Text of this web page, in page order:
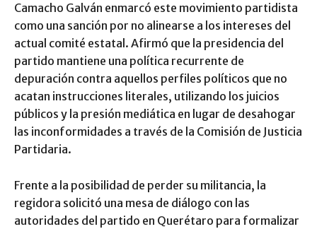
​Camacho Galván enmarcó este movimiento partidista
como una sanción por no alinearse a los intereses del
actual comité estatal. Afirmó que la presidencia del
partido mantiene una política recurrente de
depuración contra aquellos perfiles políticos que no
acatan instrucciones literales, utilizando los juicios
públicos y la presión mediática en lugar de desahogar
las inconformidades a través de la Comisión de Justicia
Partidaria.
​Frente a la posibilidad de perder su militancia, la
regidora solicitó una mesa de diálogo con las
autoridades del partido en Querétaro para formalizar